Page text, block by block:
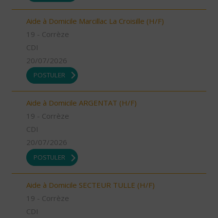
Aide à Domicile Marcillac La Croisille (H/F)
19 - Corrèze
CDI
20/07/2026
POSTULER
Aide à Domicile ARGENTAT (H/F)
19 - Corrèze
CDI
20/07/2026
POSTULER
Aide à Domicile SECTEUR TULLE (H/F)
19 - Corrèze
CDI